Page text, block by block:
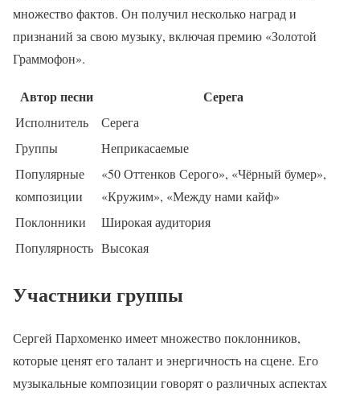
множество фактов. Он получил несколько наград и
признаний за свою музыку, включая премию «Золотой
Граммофон».
Автор песни Серега
Исполнитель
Серега
Группы
Неприкасаемые
Популярные
композиции
«50 Оттенков Серого», «Чёрный бумер»,
«Кружим», «Между нами кайф»
Поклонники
Широкая аудитория
Популярность Высокая
Участники группы
Сергей Пархоменко имеет множество поклонников,
которые ценят его талант и энергичность на сцене. Его
музыкальные композиции говорят о различных аспектах